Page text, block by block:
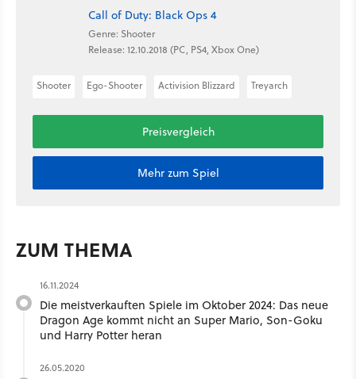
Call of Duty: Black Ops 4
Genre: Shooter
Release: 12.10.2018 (PC, PS4, Xbox One)
Shooter Ego-Shooter Activision Blizzard Treyarch
Preisvergleich
Mehr zum Spiel
ZUM THEMA
16.11.2024
Die meistverkauften Spiele im Oktober 2024: Das neue
Dragon Age kommt nicht an Super Mario, Son-Goku
und Harry Potter heran
26.05.2020